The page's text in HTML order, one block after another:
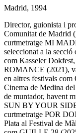
Madrid, 1994
Director, guionista i
Comunitat de Madrid
curtmetratge MI
seleccionat a la
com Kasseler
ROMANCE (2021),
en altres festivals
Cinema de Medina
de muntador, havent
SUN BY YOUR
curtmetratge POR
Plata al Festival de